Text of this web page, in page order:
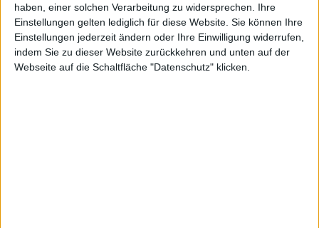
haben, einer solchen Verarbeitung zu widersprechen. Ihre
Einstellungen gelten lediglich für diese Website. Sie können Ihre
Einstellungen jederzeit ändern oder Ihre Einwilligung widerrufen,
indem Sie zu dieser Website zurückkehren und unten auf der
Webseite auf die Schaltfläche "Datenschutz" klicken.
iPhone mit dem OS 3.1.2 wiederherzustellen.
Versucht man iPhone OS 3.1.2 auf demiPhone 3GS
wiederherzustellen, brichtiTunesden Restore ab. Nur
noch das aktuelle iPhone OS 3.1.3 wird unterstützt.